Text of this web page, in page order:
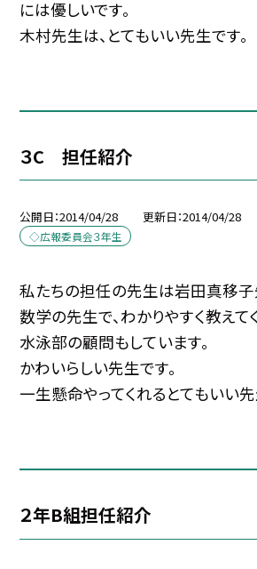
には優しいです。
木村先生は、とてもいい先生です。
３C 担任紹介
公開日 2014/04/28 更新日 2014/04/28
◇広報委員会３年生
私たちの担任の先生は岩田真移子
数学の先生で、わかりやすく教えて
水泳部の顧問もしています。
かわいらしい先生です。
一生懸命やってくれるとてもいい先
２年B組担任紹介